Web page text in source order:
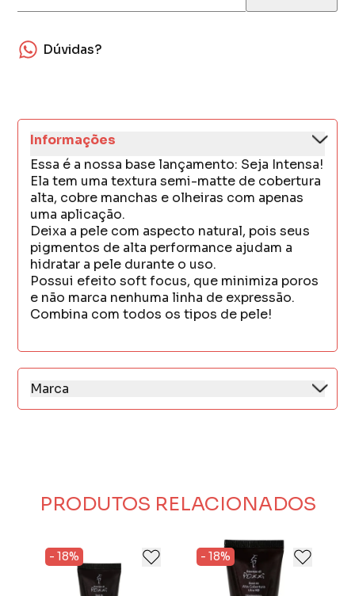
Dúvidas?
Informações
Essa é a nossa base lançamento: Seja Intensa!
Ela tem uma textura semi-matte de cobertura
alta, cobre manchas e olheiras com apenas
uma aplicação.
Deixa a pele com aspecto natural, pois seus
pigmentos de alta performance ajudam a
hidratar a pele durante o uso.
Possui efeito soft focus, que minimiza poros
e não marca nenhuma linha de expressão.
Combina com todos os tipos de pele!
Marca
Criada em 1995, Marchetti é uma marca de
qualidade em seus produtos, Marchetti
visão divertida, feliz e bem colorida da vida
para destacar a beleza em qualquer ocasião.
PRODUTOS RELACIONADOS
- 18% - 18%